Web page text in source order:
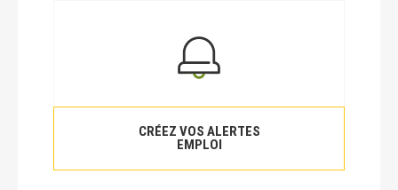
CRÉEZ VOS ALERTES
EMPLOI